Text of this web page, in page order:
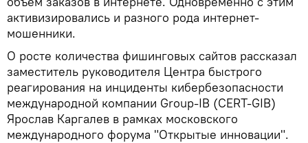
активизировались и разного рода интернет-
мошенники.
О росте количества фишинговых сайтов рассказал
заместитель руководителя Центра быстрого
реагирования на инциденты кибербезопасности
международной компании Group-IB (CERT-GIB)
Ярослав Каргалев в рамках московского
международного форума "Открытые инновации".